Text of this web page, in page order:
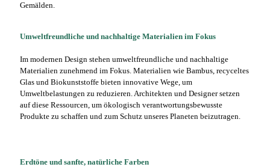
Gemälden.
Umweltfreundliche und nachhaltige Materialien im Fokus
Im modernen Design stehen umweltfreundliche und nachhaltige
Materialien zunehmend im Fokus. Materialien wie Bambus, recyceltes
Glas und Biokunststoffe bieten innovative Wege, um
Umweltbelastungen zu reduzieren. Architekten und Designer setzen
auf diese Ressourcen, um ökologisch verantwortungsbewusste
Produkte zu schaffen und zum Schutz unseres Planeten beizutragen.
Erdtöne und sanfte, natürliche Farben